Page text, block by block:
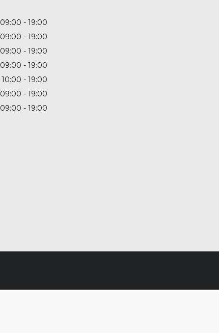
09:00
19:00
09:00
19:00
09:00
19:00
09:00
19:00
10:00
19:00
09:00
19:00
09:00 19:00